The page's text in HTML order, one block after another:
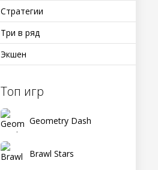
Стратегии
Три в ряд
Экшен
Топ игр
Geometry Dash
Brawl Stars